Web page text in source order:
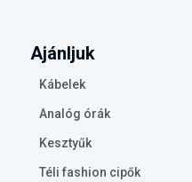
Ajánljuk
Kábelek
Analóg órák
Kesztyűk
Téli fashion cipők